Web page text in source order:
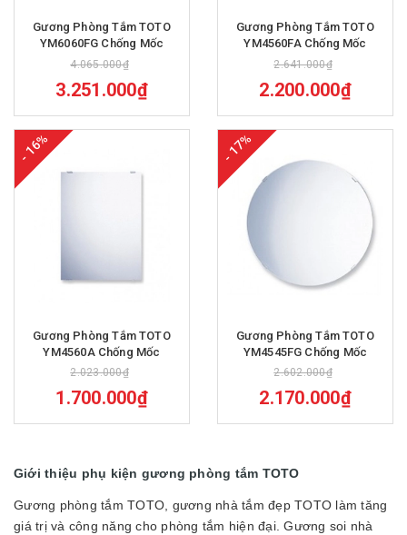
Gương Phòng Tắm TOTO
YM6060FG Chống Mốc
4.065.000₫
3.251.000₫
Gương Phòng Tắm TOTO
YM4560FA Chống Mốc
2.641.000₫
2.200.000₫
- 16%
Gương Phòng Tắm TOTO
YM4560A Chống Mốc
2.023.000₫
1.700.000₫
- 17%
Gương Phòng Tắm TOTO
YM4545FG Chống Mốc
2.602.000₫
2.170.000₫
Giới thiệu phụ kiện gương phòng tắm TOTO
Gương phòng tắm TOTO, gương nhà tắm đẹp TOTO làm tăng
giá trị và công năng cho phòng tắm hiện đại. Gương soi nhà